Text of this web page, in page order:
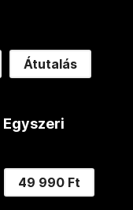
Átutalás
Egyszeri
49 990 Ft